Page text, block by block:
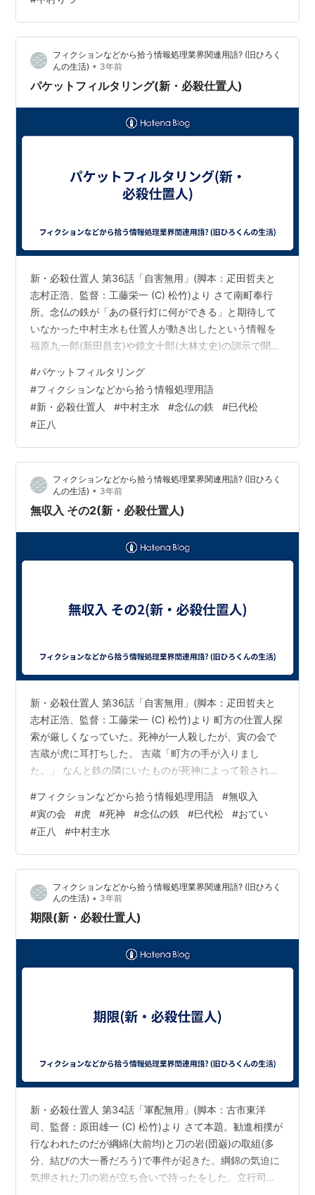
がポイント)書き、そのうち一枚を九助に渡した。 九助
「では、一両とこちらが質札ですよ。」 そんなカラクリ
となっているとは知らない勝次は質札と一両をありがた
く頂戴した。 …
フィクションなどから拾う情報処理業界関連用語? (旧ひろく
んの生活) • 3年前
パケットフィルタリング(新・必殺仕置人)
新・必殺仕置人 第36話「自害無用」(脚本：疋田哲夫と
志村正浩、監督：工藤栄一 (C) 松竹)より さて南町奉行
所。念仏の鉄が「あの昼行灯に何ができる」と期待して
いなかった中村主水も仕置人が動き出したという情報を
福原九一郎(新田昌玄)や鏡文十郎(大林丈史)の訓示で聞か
ため)離縁した妻志乃(荒砂ゆき)を狙っているというの
だ。否応なく、昼夜を分たず下谷にある志乃の屋敷を南
町奉行所同心が見張ることになったのである。 さて志乃
は書状を認めた。鏡と福原の密談を聞き、「不義密通」
が仕置人を捉えるための罠だと聞いてしまったからであ
る。そして出かけるのを中…
#パケットフィルタリング
#フィクションなどから拾う情報処理用語
#新・必殺仕置人 #中村主水 #念仏の鉄 #巳代松
#正八
フィクションなどから拾う情報処理業界関連用語? (旧ひろく
んの生活) • 3年前
無収入 その2(新・必殺仕置人)
新・必殺仕置人 第36話「自害無用」(脚本：疋田哲夫と
志村正浩、監督：工藤栄一 (C) 松竹)より 町方の仕置人探
索が厳しくなっていた。死神が一人殺したが、寅の会で
吉蔵が虎に耳打ちした。 吉蔵「町方の手が入りまし
た。」 なんと鉄の隣にいたものが死神によって殺され
に身辺に警戒をしていただきたい。なお、これを機会に
寅の会もしばらく休ませてもらう。」 ガーン! 念仏の鉄
は身辺に注意しながら観音長屋に戻った。まず入ったの
は巳代松のところ。 巳代松「待ってましたよ。」 だが鉄
は物々しく戸を閉めてつっかい棒までして外から開けら
れないようにした。 巳代松「…
#フィクションなどから拾う情報処理用語 #無収入
#寅の会 #虎 #死神 #念仏の鉄 #巳代松 #おてい
#正八 #中村主水
フィクションなどから拾う情報処理業界関連用語? (旧ひろく
んの生活) • 3年前
期限(新・必殺仕置人)
新・必殺仕置人 第34話「軍配無用」(脚本：古市東洋
司、監督：原田雄一 (C) 松竹)より さて本題。勧進相撲が
行なわれたのだが綱綿(大前均)と刀の岩(団巌)の取組(多
分、結びの大一番だろう)で事件が起きた。綱錦の気迫に
気押された刀の岩が立ち合いで待ったをした。立行司の